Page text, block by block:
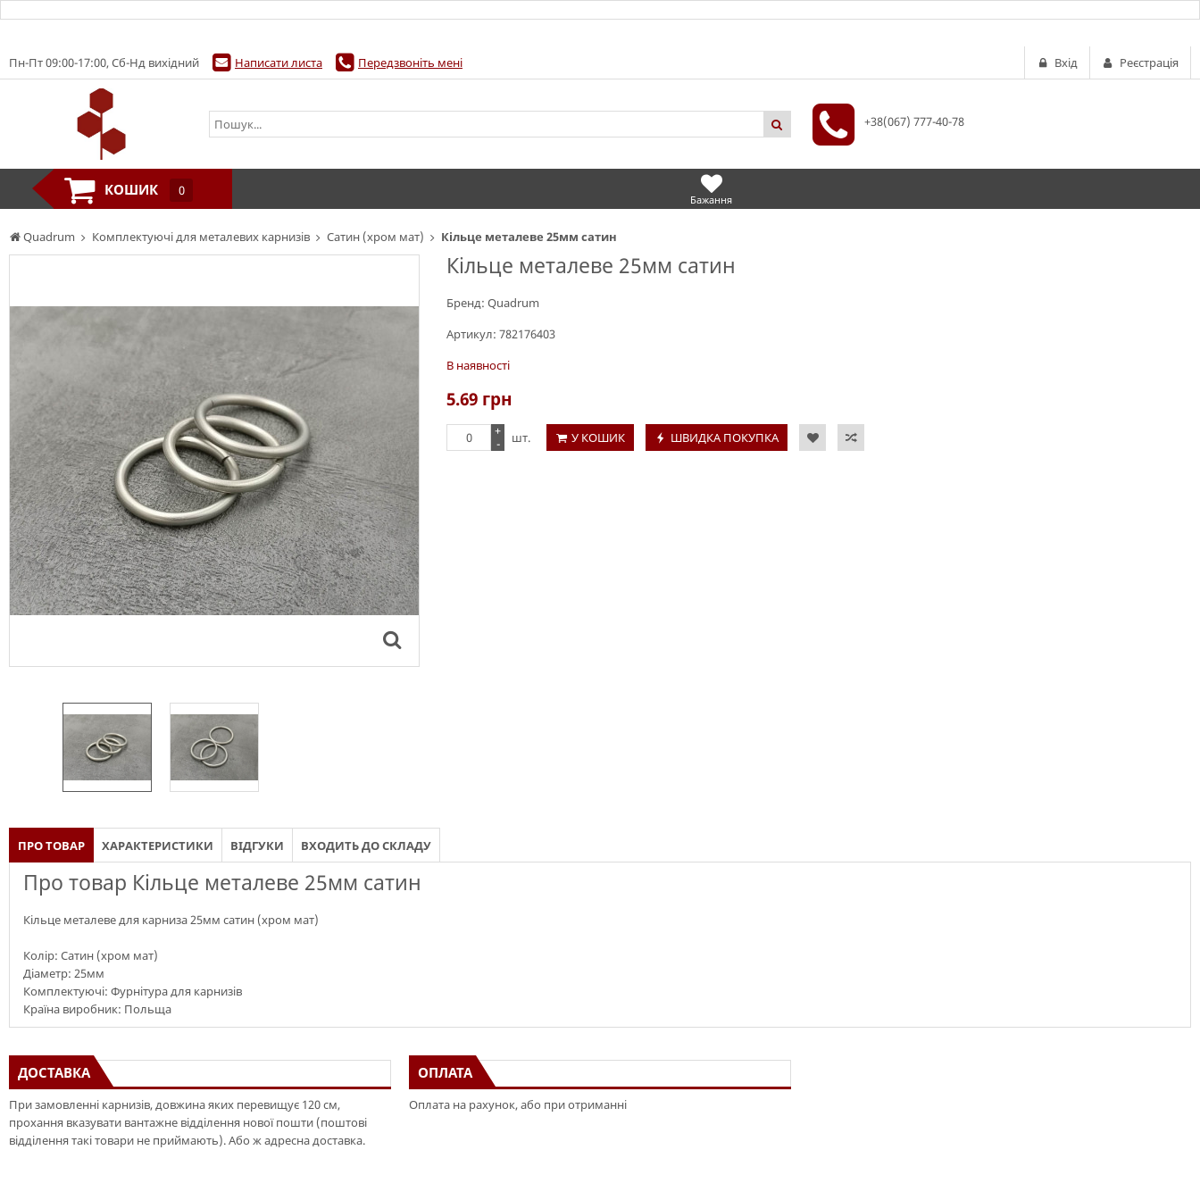
Quadrum Комплектуючі для металевих карнизів Сатин (хром мат) Кільце металеве 25мм сатин
Кільце металеве 25мм сатин
Бренд: Quadrum
Артикул: 782176403
В наявності
5.69 грн
+
-
шт. У КОШИК ШВИДКА ПОКУПКА
ПРО ТОВАР ХАРАКТЕРИСТИКИ ВІДГУКИ ВХОДИТЬ ДО СКЛАДУ
Про товар Кільце металеве 25мм сатин
Кільце металеве для карниза 25мм сатин (хром мат)
Колір: Сатин (хром мат)
Діаметр: 25мм
Комплектуючі: Фурнітура для карнизів
Країна виробник: Польща
ДОСТАВКА
При замовленні карнизів, довжина яких перевищує 120 см,
прохання вказувати вантажне відділення нової пошти (поштові
відділення такі товари не приймають). Або ж адресна доставка.
ОПЛАТА
Оплата на рахунок, або при отриманні
Пн-Пт 09:00-17:00, Сб-Нд вихідний Написати листа Передзвоніть мені Вхід Реєстрація
+38(067) 777-40-78
КОШИК 0
Бажання